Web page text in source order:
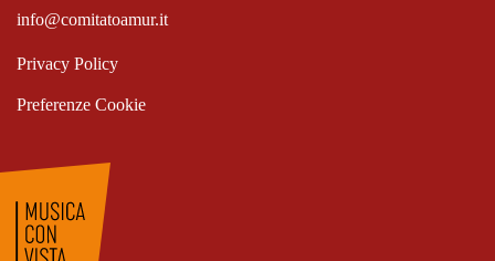
info@comitatoamur.it
Privacy Policy
Preferenze Cookie